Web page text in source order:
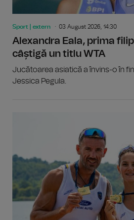
Sport | extern 03 August 2026, 14:30
Alexandra Eala, prima
câștigă un titlu WTA
Jucătoarea asiatică a învins-o în
Jessica Pegula.